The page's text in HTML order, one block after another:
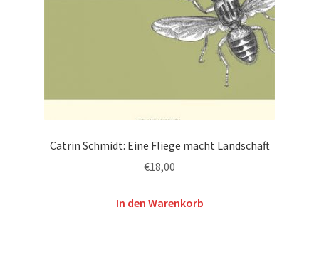
Catrin Schmidt: Eine Fliege macht Landschaft
€18,00
In den Warenkorb